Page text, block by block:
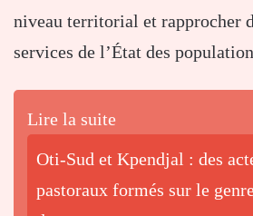
niveau territorial et rapprocher
services de l’État des
Lire la suite
Oti-Sud et Kpendjal : des
pastoraux formés sur le